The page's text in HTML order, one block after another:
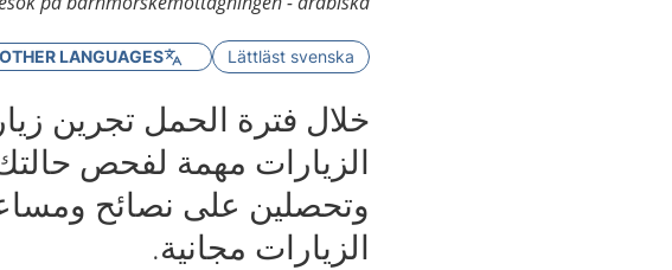
Lättläst svenska
LANGUAGES
خلال فترة الحمل تجرين
الزيارات مهمة لفحص
وتحصلين على نصائح
الزيارات مجانية.